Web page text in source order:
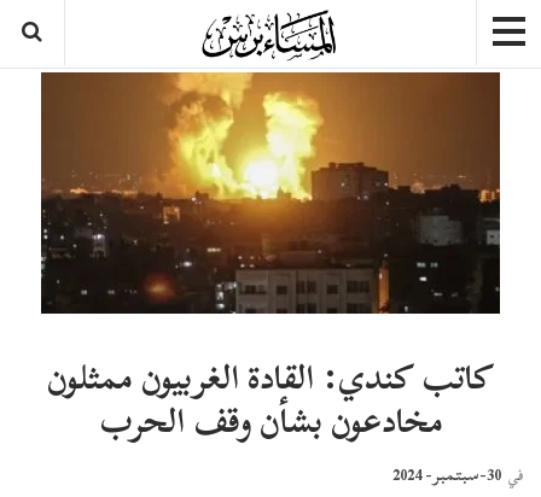
كاتب كندي: القادة الغربيون ممثلون
مخادعون بشأن وقف الحرب
في 30-سبتمبر- 2024